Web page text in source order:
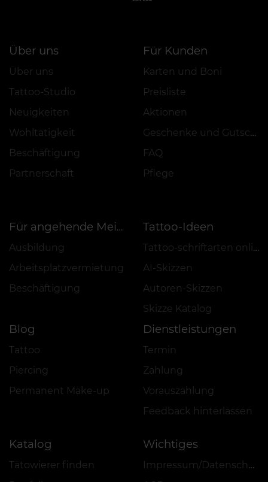
Über uns
Über uns
Tattoo-Studio
Neuigkeiten
Wohltätigkeit
Beschäftigung
Partnerschaft
Für Kunden
Karten und Boni
Preisliste
Aktionen
Geschenke und Gutscheine
FAQ
Pflege
Für angehende Meister
Ausbildung
Arbeitsplatzvermietung
Beschäftigung
Tattoo-Ideen
Tattoo-schriftarten online
AI-Skizzen
Autoren-Skizzen
Skizze Katalog
Blog
Tattoo
Piercing
Permanent Make-up
Dienstleistungen
Termin
Zahlung
Vorauszahlung
Feedback hinterlassen
Katalog
Tätowierer finden
Wichtiges
Impressum/Datenschutz